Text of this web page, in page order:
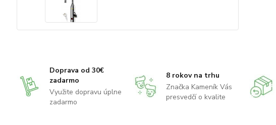
Doprava od 30€
zadarmo
Využite dopravu úplne
zadarmo
8 rokov na trhu
Značka Kameník Vás
presvedčí o kvalite